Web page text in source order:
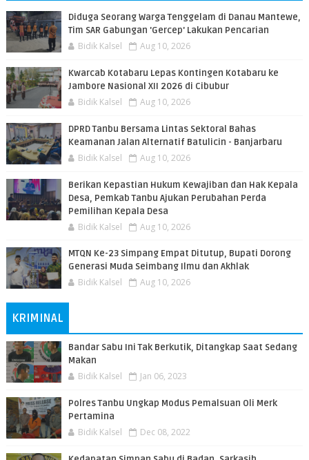
Diduga Seorang Warga Tenggelam di Danau Mantewe,
Tim SAR Gabungan 'Gercep' Lakukan Pencarian
Bidik Kalsel Aug 10, 2026
Kwarcab Kotabaru Lepas Kontingen Kotabaru ke
Jambore Nasional XII 2026 di Cibubur
Bidik Kalsel Aug 10, 2026
DPRD Tanbu Bersama Lintas Sektoral Bahas
Keamanan Jalan Alternatif Batulicin - Banjarbaru
Bidik Kalsel Aug 10, 2026
Berikan Kepastian Hukum Kewajiban dan Hak Kepala
Desa, Pemkab Tanbu Ajukan Perubahan Perda
Pemilihan Kepala Desa
Bidik Kalsel Aug 10, 2026
MTQN Ke-23 Simpang Empat Ditutup, Bupati Dorong
Generasi Muda Seimbang Ilmu dan Akhlak
Bidik Kalsel Aug 10, 2026
KRIMINAL
Bandar Sabu Ini Tak Berkutik, Ditangkap Saat Sedang
Makan
Bidik Kalsel Jan 06, 2023
Polres Tanbu Ungkap Modus Pemalsuan Oli Merk
Pertamina
Bidik Kalsel Dec 08, 2022